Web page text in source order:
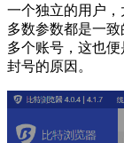
一个独立的用户
多数参数都是一
多个账号，这也
封号的原因。